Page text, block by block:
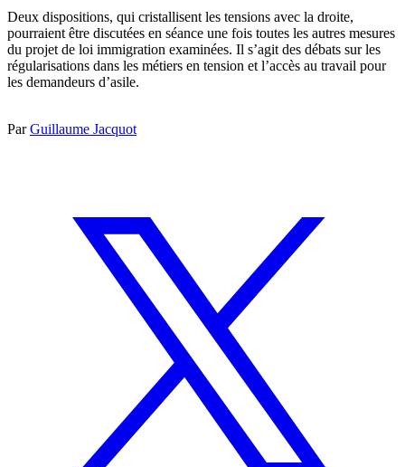
Deux dispositions, qui cristallisent les tensions avec la droite,
pourraient être discutées en séance une fois toutes les autres mesures
du projet de loi immigration examinées. Il s’agit des débats sur les
régularisations dans les métiers en tension et l’accès au travail pour
les demandeurs d’asile.
ParGuillaume Jacquot